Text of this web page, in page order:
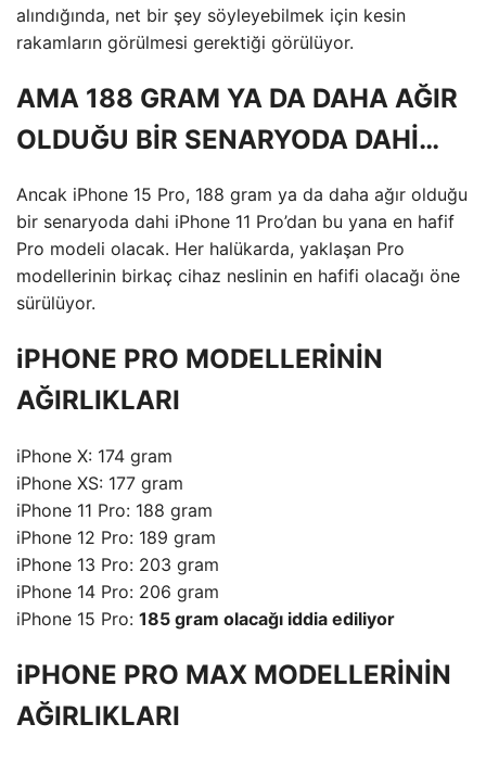
alındığında, net bir şey söyleyebilmek için kesin
rakamların görülmesi gerektiği görülüyor.
AMA 188 GRAM YA DA DAHA AĞIR
OLDUĞU BİR SENARYODA DAHİ…
Ancak iPhone 15 Pro, 188 gram ya da daha ağır olduğu
bir senaryoda dahi iPhone 11 Pro’dan bu yana en hafif
Pro modeli olacak. Her halükarda, yaklaşan Pro
modellerinin birkaç cihaz neslinin en hafifi olacağı öne
sürülüyor.
iPHONE PRO MODELLERİNİN
AĞIRLIKLARI
iPhone X: 174 gram
iPhone XS: 177 gram
iPhone 11 Pro: 188 gram
iPhone 12 Pro: 189 gram
iPhone 13 Pro: 203 gram
iPhone 14 Pro: 206 gram
iPhone 15 Pro: 185 gram olacağı iddia ediliyor
iPHONE PRO MAX MODELLERİNİN
AĞIRLIKLARI